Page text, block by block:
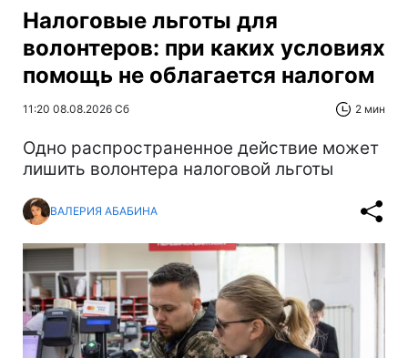
Налоговые льготы для
волонтеров: при каких условиях
помощь не облагается налогом
11:20 08.08.2026 Сб 2 мин
Одно распространенное действие может
лишить волонтера налоговой льготы
ВАЛЕРИЯ АБАБИНА